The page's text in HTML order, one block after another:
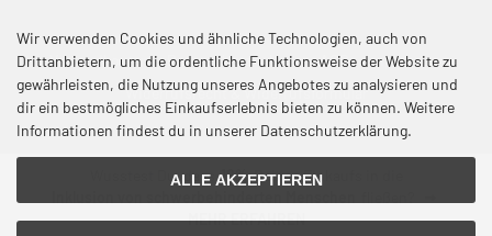
Versandkosten Datenschutz Unsere AGB
Impressum
Widerrufsrecht & Widerrufsformular
Wusstest Du, dass 12% Deines Einkaufs in die
MEHR ERFAHREN
Wir verwenden Cookies und ähnliche Technologien, auch von
Drittanbietern, um die ordentliche Funktionsweise der Website zu
gewährleisten, die Nutzung unseres Angebotes zu analysieren und
dir ein bestmögliches Einkaufserlebnis bieten zu können. Weitere
Informationen findest du in unserer Datenschutzerklärung.
ALLE AKZEPTIEREN